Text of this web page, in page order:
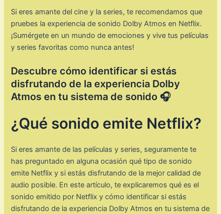
Si eres amante del cine y la series, te recomendamos que
pruebes la experiencia de sonido Dolby Atmos en Netflix.
¡Sumérgete en un mundo de emociones y vive tus películas
y series favoritas como nunca antes!
Descubre cómo identificar si estás
disfrutando de la experiencia Dolby
Atmos en tu sistema de sonido 🎧
¿Qué sonido emite Netflix?
Si eres amante de las películas y series, seguramente te
has preguntado en alguna ocasión qué tipo de sonido
emite Netflix y si estás disfrutando de la mejor calidad de
audio posible. En este artículo, te explicaremos qué es el
sonido emitido por Netflix y cómo identificar si estás
disfrutando de la experiencia Dolby Atmos en tu sistema de